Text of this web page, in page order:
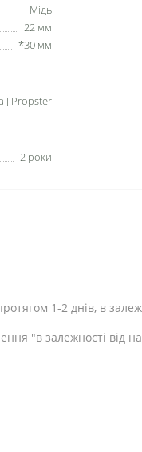
Мідь
22 мм
*30 мм
J.Pröpster
2 роки
1-2 днів, в
"в залежності від